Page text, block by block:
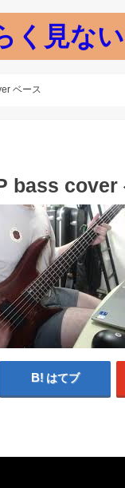
く見ない
ベース
bass cover
はてブ